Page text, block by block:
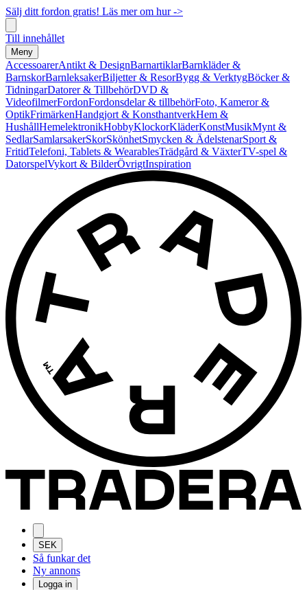
Sälj ditt fordon gratis! Läs mer om hur ->
Till innehållet
Meny
AccessoarerAntikt & DesignBarnartiklarBarnkläder &
BarnskorBarnleksakerBiljetter & ResorBygg & VerktygBöcker &
TidningarDatorer & TillbehörDVD &
VideofilmerFordonFordonsdelar & tillbehörFoto, Kameror &
OptikFrimärkenHandgjort & KonsthantverkHem &
HushållHemelektronikHobbyKlockorKläderKonstMusikMynt &
SedlarSamlarsakerSkorSkönhetSmycken & ÄdelstenarSport &
FritidTelefoni, Tablets & WearablesTrädgård & VäxterTV-spel &
DatorspelVykort & BilderÖvrigtInspiration
SEK
Så funkar det
Ny annons
Logga in